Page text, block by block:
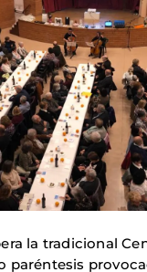
la tradicional
paréntesis